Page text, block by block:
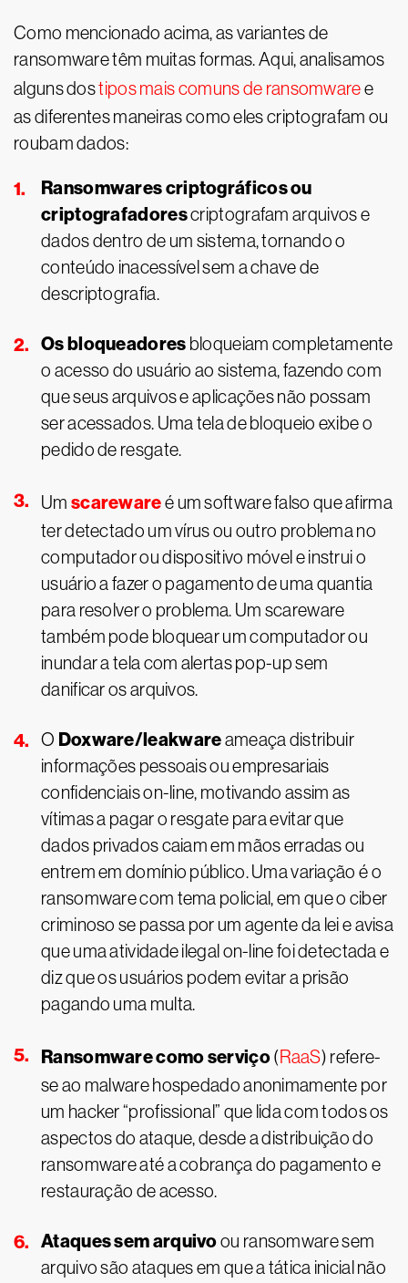
Como mencionado acima, as variantes de
ransomware têm muitas formas. Aqui, analisamos
alguns dostipos mais comuns de ransomwaree
as diferentes maneiras como eles criptografam ou
roubam dados:
Ransomwares criptográficos ou
criptografadorescriptografam arquivos e
dados dentro de um sistema, tornando o
conteúdo inacessível sem a chave de
descriptografia.
Os bloqueadores bloqueiam completamente
o acesso do usuário ao sistema, fazendo com
que seus arquivos e aplicações não possam
ser acessados. Uma tela de bloqueio exibe o
pedido de resgate.
Um scarewareé um software falso que afirma
ter detectado um vírus ou outro problema no
computador ou dispositivo móvel e instrui o
usuário a fazer o pagamento de uma quantia
para resolver o problema. Um scareware
também pode bloquear um computador ou
inundar a tela com alertas pop-up sem
danificar os arquivos.
O Doxware/leakwareameaça distribuir
informações pessoais ou empresariais
confidenciais on-line, motivando assim as
vítimas a pagar o resgate para evitar que
dados privados caiam em mãos erradas ou
entrem em domínio público. Uma variação é o
ransomware com tema policial, em que o ciber
criminoso se passa por um agente da lei e avisa
que uma atividade ilegal on-line foi detectada e
diz que os usuários podem evitar a prisão
pagando uma multa.
Ransomware como serviço(RaaS) refere-
se ao malware hospedado anonimamente por
um hacker “profissional” que lida com todos os
aspectos do ataque, desde a distribuição do
ransomware até a cobrança do pagamento e
restauração de acesso.
Ataques sem arquivoou ransomware sem
arquivo são ataques em que a tática inicial não